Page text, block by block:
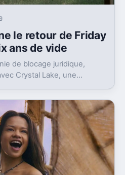
le retour de Friday
ans de vide
de blocage juridique,
Crystal Lake, une